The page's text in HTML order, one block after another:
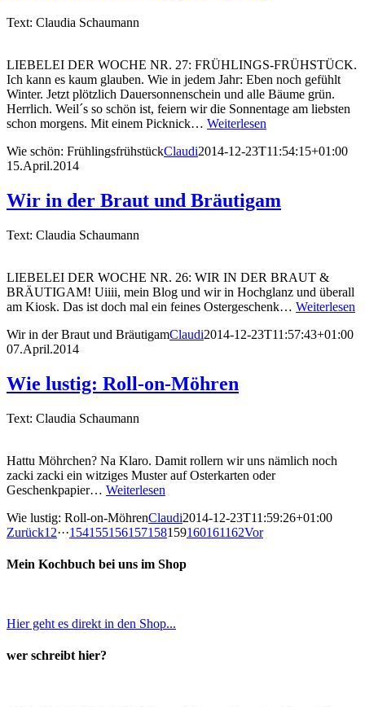
Text: Claudia Schaumann
LIEBELEI DER WOCHE NR. 27: FRÜHLINGS-FRÜHSTÜCK.
Ich kann es kaum glauben. Wie in jedem Jahr: Eben noch gefühlt
Winter. Jetzt plötzlich Dauersonnenschein und alle Bäume grün.
Herrlich. Weil´s so schön ist, feiern wir die Sonnentage am liebsten
schon morgens. Mit einem Picknick… Weiterlesen
Wie schön: FrühlingsfrühstückClaudi2014-12-23T11:54:15+01:00
15.April.2014
Wir in der Braut und Bräutigam
Text: Claudia Schaumann
LIEBELEI DER WOCHE NR. 26: WIR IN DER BRAUT &
BRÄUTIGAM! Uiiii, mein Blog und wir in Hochglanz und überall
am Kiosk. Das ist doch mal ein feines Ostergeschenk… Weiterlesen
Wir in der Braut und BräutigamClaudi2014-12-23T11:57:43+01:00
07.April.2014
Wie lustig: Roll-on-Möhren
Text: Claudia Schaumann
Hattu Möhrchen? Na Klaro. Damit rollern wir uns nämlich noch
zacki zacki ein witziges Muster auf Osterkarten oder
Geschenkpapier… Weiterlesen
Wie lustig: Roll-on-MöhrenClaudi2014-12-23T11:59:26+01:00
Zurück1 2···154155156157158159160161162Vor
Mein Kochbuch bei uns im Shop
Hier geht es direkt in den Shop...
wer schreibt hier?